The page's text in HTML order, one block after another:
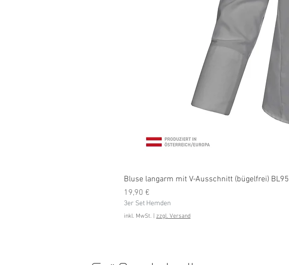
Bluse langarm mit V-Ausschnitt (bügelfrei) BL95
Preis
19,90 €
3er Set Hemden
inkl. MwSt. zzgl. Versand